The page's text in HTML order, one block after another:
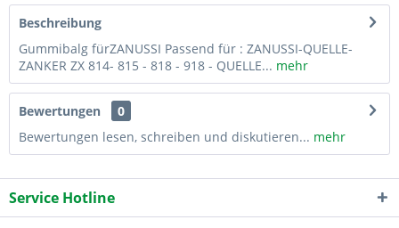
Beschreibung
Gummibalg fürZANUSSI Passend für : ZANUSSI-QUELLE-
ZANKER ZX 814- 815 - 818 - 918 - QUELLE... mehr
Bewertungen
0
Bewertungen lesen, schreiben und diskutieren... mehr
Service Hotline